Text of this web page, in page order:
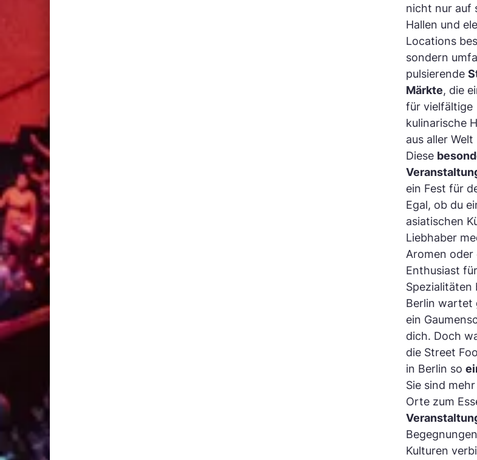
nicht nur auf
Hallen und
Locations
sondern
pulsierende
Märkte, die
für vielfältige
kulinarische
aus aller
Diese
ein Fest für
Egal, ob du
asiatischen
Liebhaber
Aromen oder
Enthusiast
Spezialitäten
Berlin wartet
ein
dich. Doch
die Street
in Berlin so
Sie sind
Orte zum
Kulturen